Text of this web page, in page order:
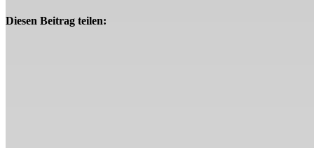
Diesen Beitrag teilen: